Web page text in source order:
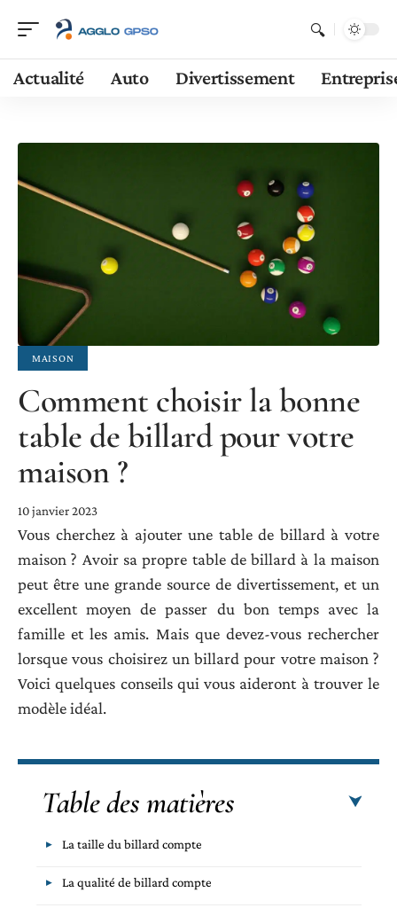
Actualité Auto Divertissement
MAISON
Comment choisir la bonne
table de billard pour votre
maison ?
10 janvier 2023
Vous cherchez à ajouter une table de billard à votre
maison ? Avoir sa propre table de billard à la maison
peut être une grande source de divertissement, et un
excellent moyen de passer du bon temps avec la
famille et les amis. Mais que devez-vous rechercher
lorsque vous choisirez un billard pour votre maison ?
Voici quelques conseils qui vous aideront à trouver le
modèle idéal.
Table des matières
La taille du billard compte
La qualité de billard compte